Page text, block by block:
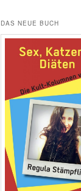
DAS NEUE BUCH